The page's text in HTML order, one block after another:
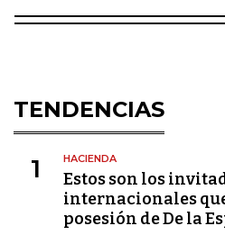
TENDENCIAS
1 HACIENDA
Estos son los
internacionales
posesión de De la